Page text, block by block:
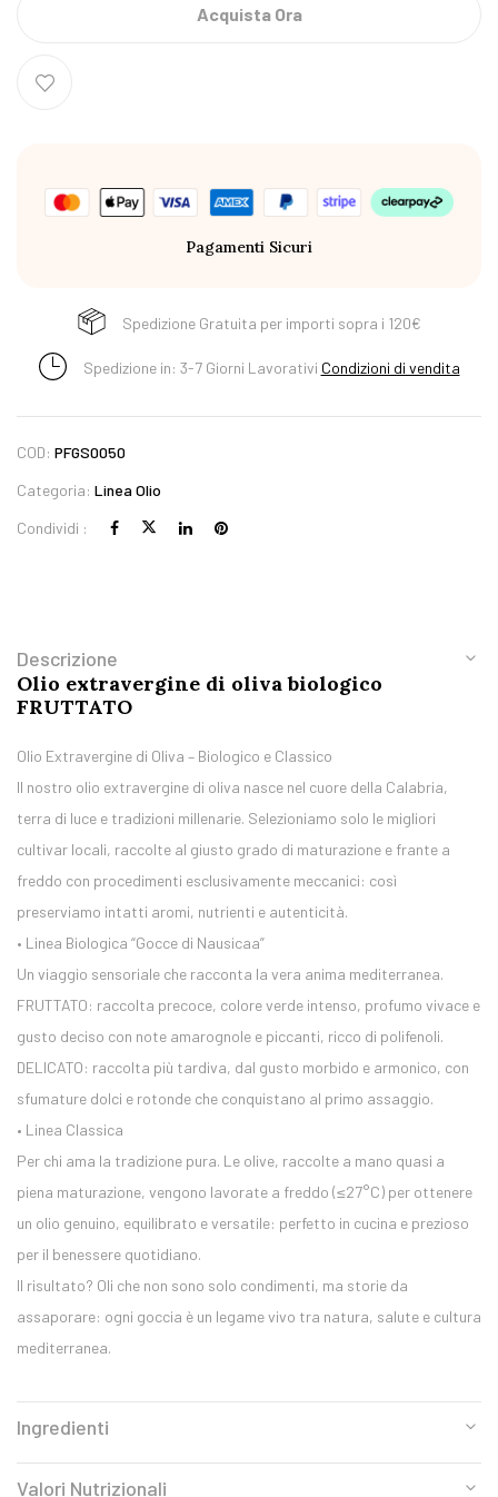
Acquista Ora
Pagamenti Sicuri
Spedizione Gratuita per importi sopra i 120€
Spedizione in: 3-7 Giorni Lavorativi Condizioni di vendita
COD: PFGS0050
Categoria: Linea Olio
Condividi :
Descrizione
Olio extravergine di oliva biologico
FRUTTATO
Olio Extravergine di Oliva – Biologico e Classico
Il nostro olio extravergine di oliva nasce nel cuore della Calabria,
terra di luce e tradizioni millenarie. Selezioniamo solo le migliori
cultivar locali, raccolte al giusto grado di maturazione e frante a
freddo con procedimenti esclusivamente meccanici: così
preserviamo intatti aromi, nutrienti e autenticità.
• Linea Biologica “Gocce di Nausicaa”
Un viaggio sensoriale che racconta la vera anima mediterranea.
FRUTTATO: raccolta precoce, colore verde intenso, profumo vivace e
gusto deciso con note amarognole e piccanti, ricco di polifenoli.
DELICATO: raccolta più tardiva, dal gusto morbido e armonico, con
sfumature dolci e rotonde che conquistano al primo assaggio.
• Linea Classica
Per chi ama la tradizione pura. Le olive, raccolte a mano quasi a
piena maturazione, vengono lavorate a freddo (≤27°C) per ottenere
un olio genuino, equilibrato e versatile: perfetto in cucina e prezioso
per il benessere quotidiano.
Il risultato? Oli che non sono solo condimenti, ma storie da
assaporare: ogni goccia è un legame vivo tra natura, salute e cultura
mediterranea.
Ingredienti
Valori Nutrizionali